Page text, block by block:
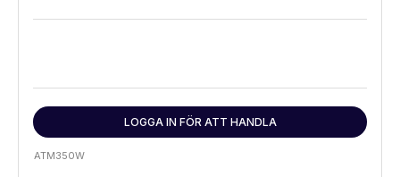
LOGGA IN FÖR ATT HANDLA
ATM350W